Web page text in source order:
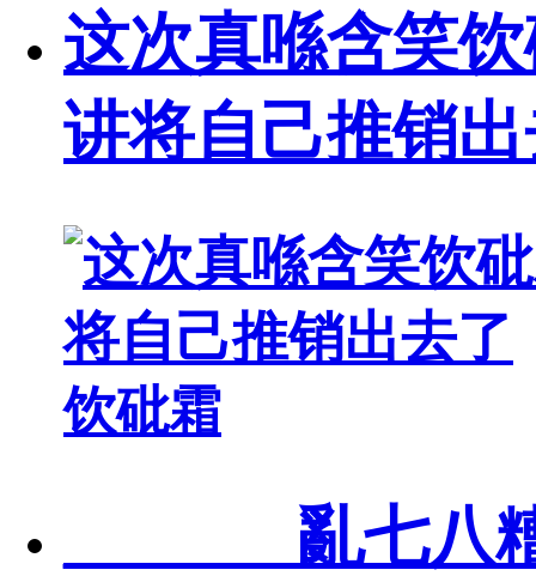
这次真喺含笑
讲将自己推销
饮砒霜
_______亂七八